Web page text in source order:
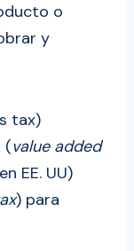
o
y
tax)
(value added
EE. UU)
) para